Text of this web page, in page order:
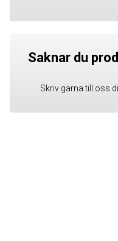
Saknar du
Skriv gärna till oss